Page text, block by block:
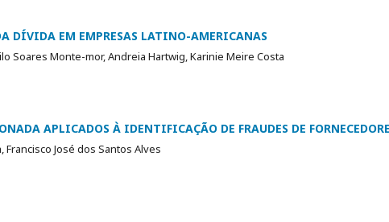
DÍVIDA EM EMPRESAS LATINO-AMERICANAS
Soares Monte-mor, Andreia Hartwig, Karinie Meire Costa
APLICADOS À IDENTIFICAÇÃO DE FRAUDES DE
Francisco José dos Santos Alves